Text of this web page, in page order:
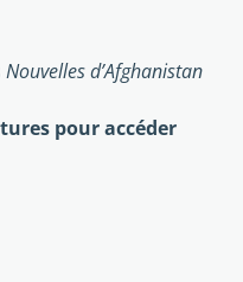
Nouvelles d’Afghanistan
pour accéder